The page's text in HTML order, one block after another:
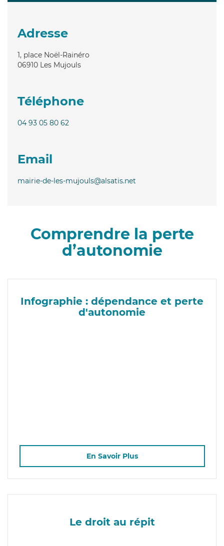
Adresse
1, place Noël-Rainéro
06910 Les Mujouls
Téléphone
04 93 05 80 62
Email
mairie-de-les-mujouls@alsatis.net
Comprendre la perte
d’autonomie
Infographie : dépendance et perte
d'autonomie
En Savoir Plus
Le droit au répit